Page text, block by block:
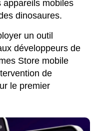
appareils mobiles
dinosaures.
un outil
développeurs de
Store mobile
de
le premier